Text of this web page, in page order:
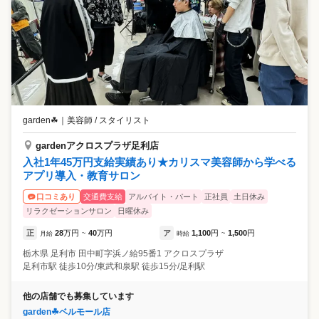
garden☘ 美容師 / スタイリスト
gardenアクロスプラザ足利店
入社1年45万円支給実績あり★カリスマ美容師から学べる
アプリ導入・教育サロン
口コミあり 交通費支給 アルバイト・パート 正社員
土日休み
リラクゼーションサロン
日曜休み
正 月給 28万円 ~ 40万円 ア 時給 1,100円 ~ 1,500円
栃木県 足利市 田中町字浜ノ給95番1 アクロスプラザ
足利市駅 徒歩10分/東武和泉駅 徒歩15分/足利駅
他の店舗でも募集しています
garden☘ベルモール店